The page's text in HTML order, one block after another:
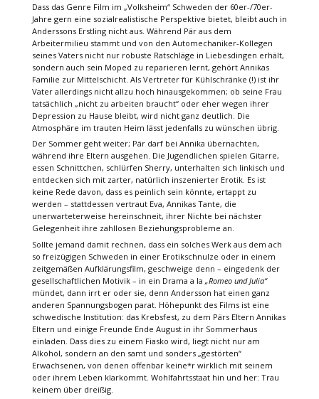
Dass das Genre Film im „Volksheim“ Schweden der 60er-/70er-
Jahre gern eine sozialrealistische Perspektive bietet, bleibt auch in
Anderssons Erstling nicht aus. Während Pär aus dem
Arbeitermilieu stammt und von den Automechaniker-Kollegen
seines Vaters nicht nur robuste Ratschläge in Liebesdingen erhält,
sondern auch sein Moped zu reparieren lernt, gehört Annikas
Familie zur Mittelschicht. Als Vertreter für Kühlschränke (!) ist ihr
Vater allerdings nicht allzu hoch hinausgekommen; ob seine Frau
tatsächlich „nicht zu arbeiten braucht“ oder eher wegen ihrer
Depression zu Hause bleibt, wird nicht ganz deutlich. Die
Atmosphäre im trauten Heim lässt jedenfalls zu wünschen übrig.
Der Sommer geht weiter; Pär darf bei Annika übernachten,
während ihre Eltern ausgehen. Die Jugendlichen spielen Gitarre,
essen Schnittchen, schlürfen Sherry, unterhalten sich linkisch und
entdecken sich mit zarter, natürlich inszenierter Erotik. Es ist
keine Rede davon, dass es peinlich sein könnte, ertappt zu
werden – stattdessen vertraut Eva, Annikas Tante, die
unerwarteterweise hereinschneit, ihrer Nichte bei nächster
Gelegenheit ihre zahllosen Beziehungsprobleme an.
Sollte jemand damit rechnen, dass ein solches Werk aus dem ach
so freizügigen Schweden in einer Erotikschnulze oder in einem
zeitgemäßen Aufklärungsfilm, geschweige denn – eingedenk der
gesellschaftlichen Motivik – in ein Drama a la „Romeo und Julia“
mündet, dann irrt er oder sie, denn Andersson hat einen ganz
anderen Spannungsbogen parat. Höhepunkt des Films ist eine
schwedische Institution: das Krebsfest, zu dem Pärs Eltern Annikas
Eltern und einige Freunde Ende August in ihr Sommerhaus
einladen. Dass dies zu einem Fiasko wird, liegt nicht nur am
Alkohol, sondern an den samt und sonders „gestörten“
Erwachsenen, von denen offenbar keine*r wirklich mit seinem
oder ihrem Leben klarkommt. Wohlfahrtsstaat hin und her: Trau
keinem über dreißig.